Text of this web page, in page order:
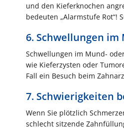
und den Kieferknochen
bedeuten „Alarmstufe Rot“!
6. Schwellungen
Schwellungen im Mund-
wie Kieferzysten oder
Fall ein Besuch beim
7. Schwierigkeiten
Wenn Sie plötzlich
schlecht sitzende